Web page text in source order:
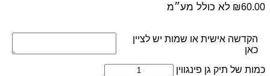
₪60.00 לא כולל מע״מ
הקדשה אישית או שמות יש לציין
כאן
כמות של תיק גן פינגווין